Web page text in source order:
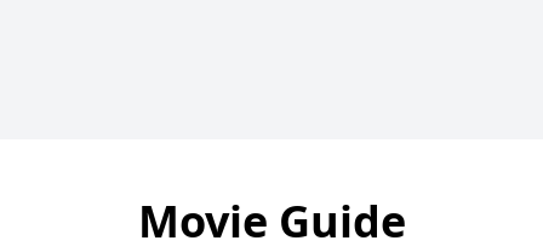
Movie Guide